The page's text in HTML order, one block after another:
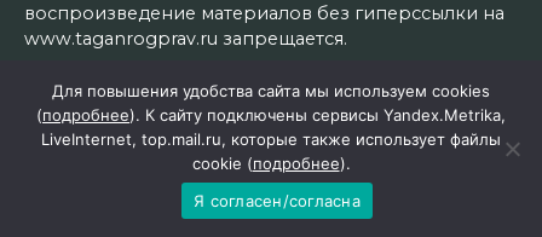
воспроизведение материалов без гиперссылки на
www.taganrogprav.ru запрещается.
Контактные данные для Роскомнадзора и
государственных органов: tag_pravda@mail.ru
Политика конфиденциальности и защиты
Для повышения удобства сайта мы используем cookies
(подробнее). К сайту подключены сервисы Yandex.Metrika,
LiveInternet, top.mail.ru, которые также использует файлы
cookie (подробнее).
Я согласен/согласна